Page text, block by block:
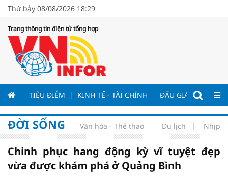
Thứ bảy 08/08/2026 18:29
Trang thông tin điện tử tổng hợp
TIÊU ĐIỂM KINH TẾ - TÀI CHÍNH ĐẤU GIÁ - ĐẤU
ĐỜI SỐNG Văn hóa - Thể thao Du lịch Nhịp
Chinh phục hang động kỳ vĩ tuyệt đẹp
vừa được khám phá ở Quảng Bình